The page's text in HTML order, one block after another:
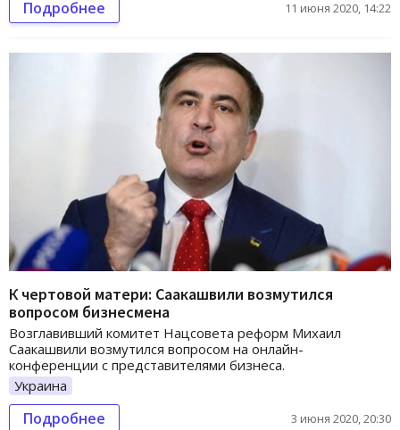
Подробнее 11 июня 2020, 14:22
К чертовой матери: Саакашвили возмутился
вопросом бизнесмена
Возглавивший комитет Нацсовета реформ Михаил
Саакашвили возмутился вопросом на онлайн-
конференции с представителями бизнеса.
Украина
Подробнее 3 июня 2020, 20:30